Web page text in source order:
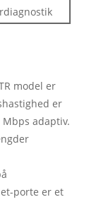
model er
er
adaptiv.
porte er et